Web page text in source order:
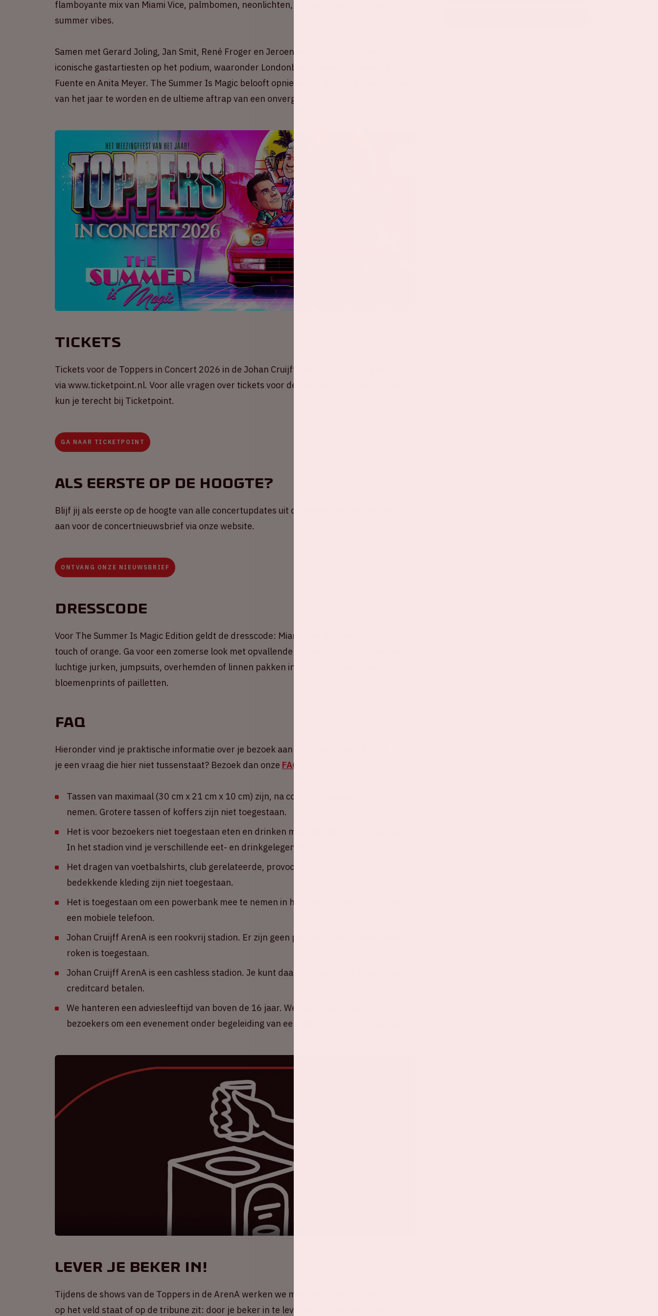
flamboyante mix van Miami Vice, palmbomen, neonlichten, 80’s-glamour en zinderende
summer vibes.
Samen met Gerard Joling, Jan Smit, René Froger en Jeroen van der Boom staan ook
iconische gastartiesten op het podium, waaronder Londonbeat, Jason Donovan, La
Fuente en Anita Meyer. The Summer Is Magic belooft opnieuw hét grootste meezingfeest
van het jaar te worden en de ultieme aftrap van een onvergetelijke zomer.
Tickets
Tickets voor de Toppers in Concert 2026 in de Johan Cruijff ArenA zijn nu in de verkoop
via www.ticketpoint.nl. Voor alle vragen over tickets voor de Toppers in Concert 2026,
kun je terecht bij Ticketpoint.
GA NAAR TICKETPOINT
Als eerste op de hoogte?
Blijf jij als eerste op de hoogte van alle concertupdates uit de ArenA! Mis niks en meld je
aan voor de concertnieuwsbrief via onze website.
ONTVANG ONZE NIEUWSBRIEF
Dresscode
Voor The Summer Is Magic Edition geldt de dresscode: Miami Vice Summer Chic with a
touch of orange. Ga voor een zomerse look met opvallende kleuren en prints. Denk aan
luchtige jurken, jumpsuits, overhemden of linnen pakken in pastel- of neonkleuren,
bloemenprints of pailletten.
FAQ
Hieronder vind je praktische informatie over je bezoek aan de Johan Cruijff ArenA. Heb
je een vraag die hier niet tussenstaat? Bezoek dan onze FAQ
Tassen van maximaal (30 cm x 21 cm x 10 cm) zijn, na controle, toegestaan om mee te
nemen. Grotere tassen of koffers zijn niet toegestaan.
Het is voor bezoekers niet toegestaan eten en drinken mee het stadion in te nemen.
In het stadion vind je verschillende eet- en drinkgelegenheden.
Het dragen van voetbalshirts, club gerelateerde, provocerende uitingen en/of gezicht
bedekkende kleding zijn niet toegestaan.
Het is toegestaan om een powerbank mee te nemen in het stadion, niet groter dan
een mobiele telefoon.
Johan Cruijff ArenA is een rookvrij stadion. Er zijn geen plekken in het stadion waar
roken is toegestaan.
Johan Cruijff ArenA is een cashless stadion. Je kunt daarom alleen met je bankpas of
creditcard betalen.
We hanteren een adviesleeftijd van boven de 16 jaar. We adviseren jongere
bezoekers om een evenement onder begeleiding van een meerderjarige te bezoeken.
Lever je beker in!
Tijdens de shows van de Toppers in de ArenA werken we met een bekersysteem. Of je
op het veld staat of op de tribune zit: door je beker in te leveren, zorgen we samen dat